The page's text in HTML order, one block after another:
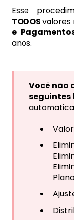
Esse
TODOSvalores
e
anos.
Você não
seguintes